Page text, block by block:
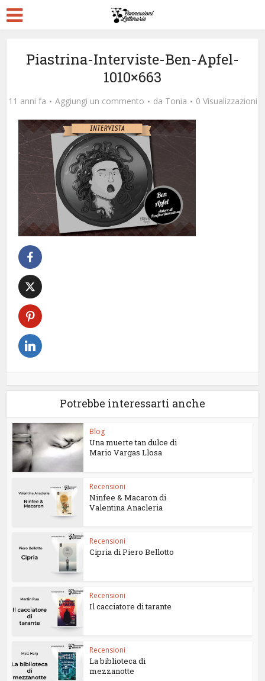
Piastrina-Interviste-Ben-Apfel-
1010×663
11 anni fa Aggiungi un commento da Tonia 0 Visualizzazioni
Potrebbe interessarti anche
Blog
Una muerte tan dulce di
Mario Vargas Llosa
Recensioni
Ninfee & Macaron di
Valentina Anacleria
Recensioni
Cipria di Piero Bellotto
Recensioni
Il cacciatore di tarante
Recensioni
La biblioteca di
mezzanotte